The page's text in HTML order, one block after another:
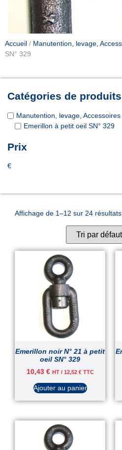
Accueil / Manutention, levage,
SN° 329
Catégories de produits
Manutention, levage, Accessoires
Emerillon à petit oeil SN° 329
Prix
€
Affichage de 1–12 sur 24 résultats
Emerillon noir N° 21 à petit
oeil SN° 329
10,43 € HT / 12,52 €TTC
Ajouter au panier